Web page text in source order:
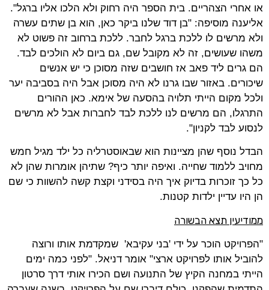
או אחרי הצהריים. בית הספר היה רחוק ולא הלכו אליו ברגל".
אליענה מוסיפה: "בן דוד שלנו ביקר כאן, הוא בן שתים עשרה
ולא מרשים לו ללכת ברגל לחבר. ללכת ברחוב זה פשוט לא
משהו שעושים, זה לא מקובל שם, גם ביום לא הולכים לבד.
הם גרים ליד פאב אז חושבים שזה מסוכן כי יש אנשים
שיכורים. באזור שבו גרנו לא היה מסוכן אבל היה בסביבה יער
ולכל מקום הייתי תלויה בהסעה של אימא. כאן ההורים
התרגלו, הם מרשים לנו ללכת לבד לחברות אבל לא מרשים
לנסוע לבד לקניון".
הבדל נוסף שהן מציינות הוא שבאוסטרליה כל ילד מגיל חמש
מחויב ללמוד שחייה. ואיפה יותר כיף? שתיהן אומרות שהן לא
כל כך זוכרות בדיוק איך היה בסידני וקצת קשה להשוות כי שם
הן היו עדיין ילדות קטנות.
ממודיעין תצא הבשורה
"הפרויקט הוכר על ידי 'בני עקיבא' שמקדמת אותו ורוצה
להוביל אותו לפרויקט ארצי" אומר דניאל. "לפני כמה ימים
הייתי במחנה הקיץ של התנועה ושם הכירו אותי דרך סרטון